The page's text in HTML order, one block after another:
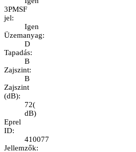
3PMSF
jel:
Igen
Üzemanyag:
D
Tapadás:
B
Zajszint:
B
Zajszint
(dB):
72(
dB)
Eprel
ID:
410077
Jellemzők: